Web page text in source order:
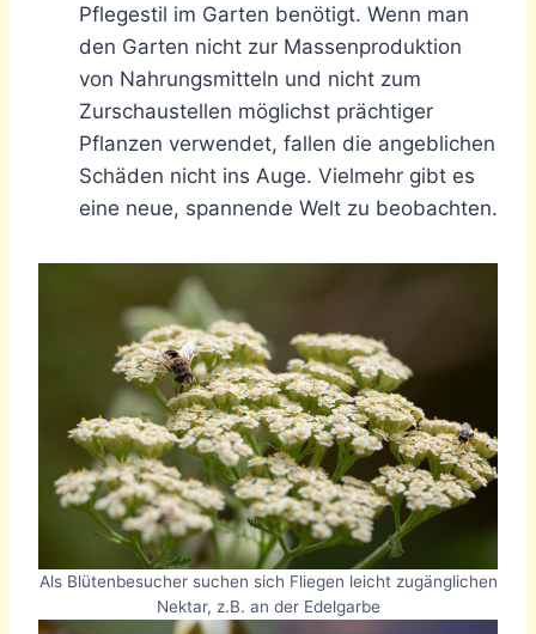
Pflegestil im Garten benötigt. Wenn man
den Garten nicht zur Massenproduktion
von Nahrungsmitteln und nicht zum
Zurschaustellen möglichst prächtiger
Pflanzen verwendet, fallen die angeblichen
Schäden nicht ins Auge. Vielmehr gibt es
eine neue, spannende Welt zu beobachten.
Als Blütenbesucher suchen sich Fliegen leicht zugänglichen
Nektar, z.B. an der Edelgarbe